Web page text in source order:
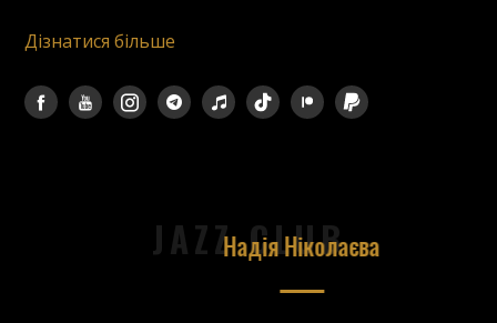
Дізнатися більше
JAZZ CLUB
Надія Ніколаєва